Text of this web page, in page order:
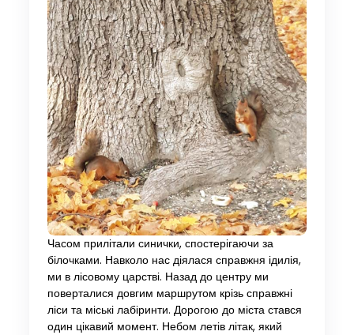
Часом прилітали синички, спостерігаючи за
білочками. Навколо нас діялася справжня ідилія,
ми в лісовому царстві. Назад до центру ми
поверталися довгим маршрутом крізь справжні
ліси та міські лабіринти. Дорогою до міста стався
один цікавий момент. Небом летів літак, який